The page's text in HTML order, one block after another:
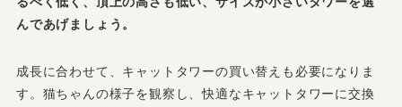
んであげましょう。
成長に合わせて、キャットタワーの買い替えも必要になりま
す。猫ちゃんの様子を観察し、快適なキャットタワーに交換